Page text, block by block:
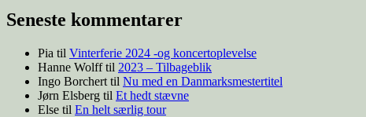
Seneste kommentarer
Pia til Vinterferie 2024 -og koncertoplevelse
Hanne Wolfftil 2023 – Tilbageblik
Ingo Borchert til Nu med en Danmarksmestertitel
Jørn Elsberg til Et hedt stævne
Else til En helt særlig tour